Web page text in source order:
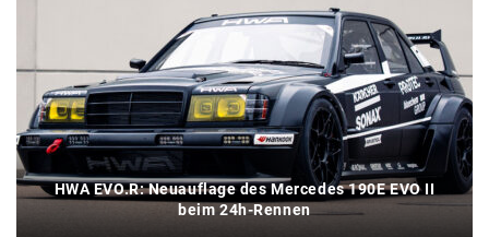
HWA EVO.R: Neuauflage des Mercedes 190E EVO II
beim 24h-Rennen